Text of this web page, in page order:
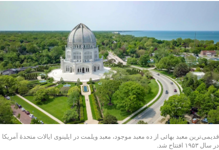
قدیمی‌ترین معبد بهائی از ده معبد موجود، معبد ویلمت در ایلینوی ایالات متحدهٔ آمریکا
در سال ۱۹۵۳ افتتاح شد.